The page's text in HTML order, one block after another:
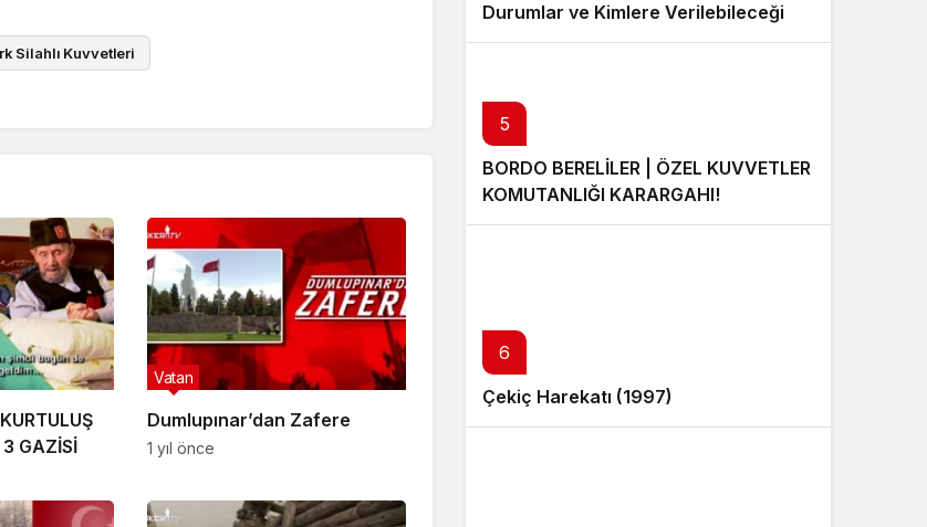
Silahlı Kuvvetleri
3 GAZİSİ
Dumlupınar’dan Zafere
Vatan
1 yıl önce
Durumlar ve Kimlere Verilebileceği
5
BORDO BERELİLER | ÖZEL KUVVETLER
KOMUTANLIĞI KARARGAHI!
6
Çekiç Harekatı (1997)